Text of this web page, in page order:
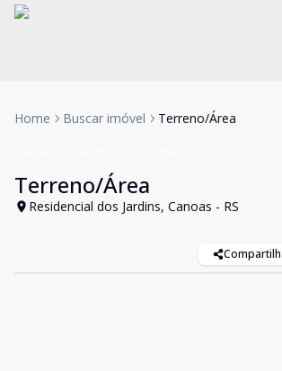
Home Buscar imóvel Terreno/Área
Terreno/Área
Residencial dos Jardins, Canoas - RS